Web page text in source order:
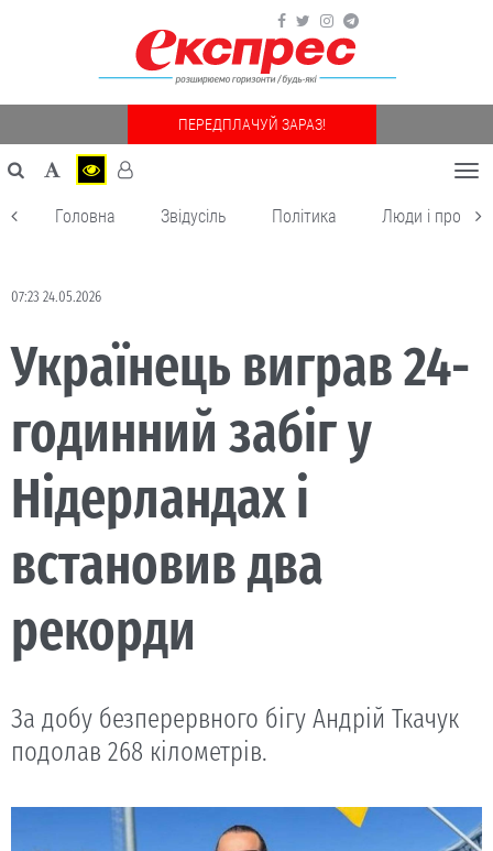
ПЕРЕДПЛАЧУЙ ЗАРАЗ!
Головна Звідусіль Політика Люди і
07:23 24.05.2026
Українець виграв 24-
годинний забіг у
Нідерландах і
встановив два
рекорди
За добу безперервного бігу Андрій Ткачук
подолав 268 кілометрів.